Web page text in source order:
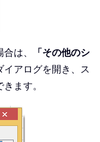
は、
「その他のシ
イアログを開き、ス
ます。